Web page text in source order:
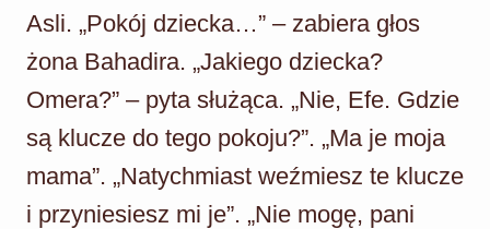
Asli. „Pokój dziecka…” – zabiera głos
żona Bahadira. „Jakiego dziecka?
Omera?” – pyta służąca. „Nie, Efe. Gdzie
są klucze do tego pokoju?”. „Ma je moja
mama”. „Natychmiast weźmiesz te klucze
i przyniesiesz mi je”. „Nie mogę, pani